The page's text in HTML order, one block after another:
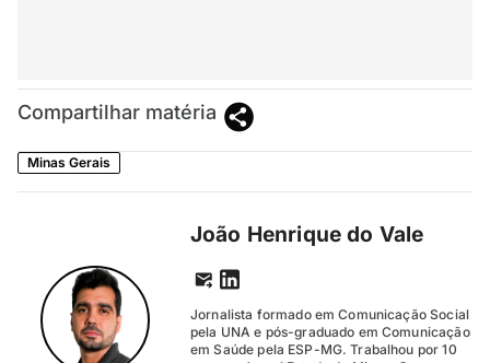
Compartilhar matéria
Minas Gerais
João Henrique do Vale
Jornalista formado em Comunicação Social
pela UNA e pós-graduado em Comunicação
em Saúde pela ESP-MG. Trabalhou por 10